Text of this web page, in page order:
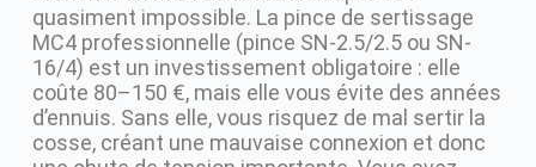
quasiment impossible. La pince de sertissage
MC4 professionnelle (pince SN-2.5/2.5 ou SN-
16/4) est un investissement obligatoire : elle
coûte 80–150 €, mais elle vous évite des années
d’ennuis. Sans elle, vous risquez de mal sertir la
cosse, créant une mauvaise connexion et donc